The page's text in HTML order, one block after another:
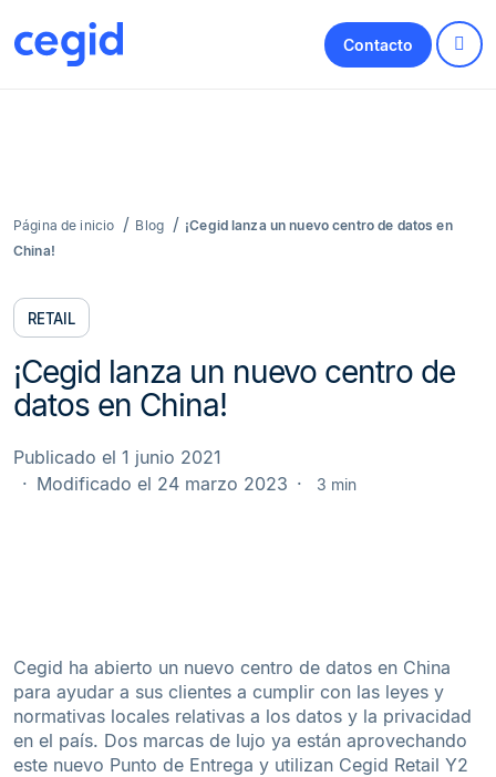
Contacto
Página de inicio Blog
¡Cegid lanza un nuevo centro de datos en
China!
RETAIL
¡Cegid lanza un nuevo centro de
datos en China!
Publicado el 1 junio 2021
Modificado el 24 marzo 2023
3 min
Cegid ha abierto un nuevo centro de datos en China
para ayudar a sus clientes a cumplir con las leyes y
normativas locales relativas a los datos y la privacidad
en el país. Dos marcas de lujo ya están aprovechando
este nuevo Punto de Entrega y utilizan Cegid Retail Y2